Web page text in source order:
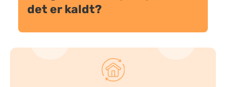
det er kaldt?